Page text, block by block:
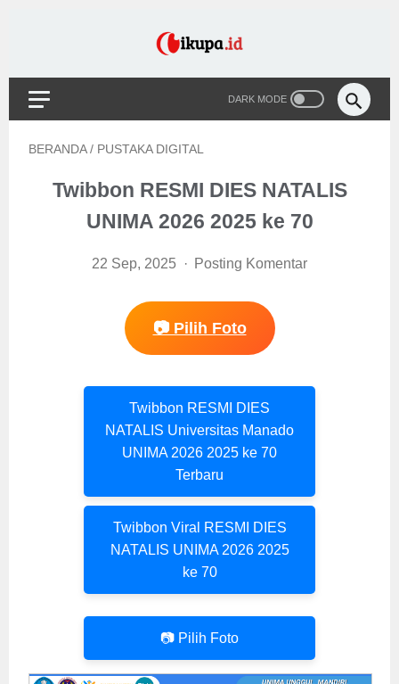
BERANDA / PUSTAKA DIGITAL
Twibbon RESMI DIES NATALIS
UNIMA 2026 2025 ke 70
22 Sep, 2025 Posting Komentar
📷 Pilih Foto
Twibbon RESMI DIES
NATALIS Universitas Manado
UNIMA 2026 2025 ke 70
Terbaru
Twibbon Viral RESMI DIES
NATALIS UNIMA 2026 2025
ke 70
📷 Pilih Foto